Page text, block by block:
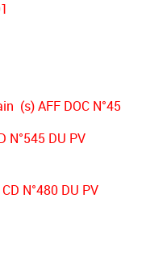
(s) AFF DOC N°45
N°545 DU PV
N°480 DU PV